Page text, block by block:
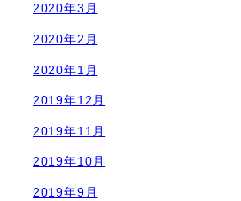
2020年3月
2020年2月
2020年1月
2019年12月
2019年11月
2019年10月
2019年9月